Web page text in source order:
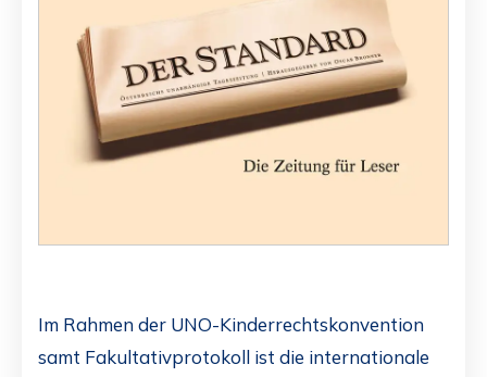
Im Rahmen der UNO-Kinderrechtskonvention
samt Fakultativprotokoll ist die internationale